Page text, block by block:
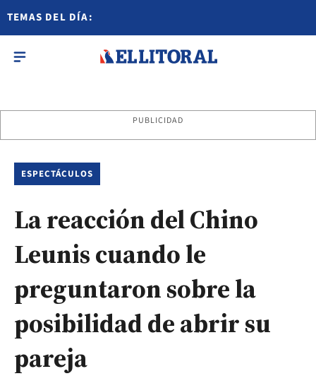
TEMAS DEL DÍA:
PUBLICIDAD
ESPECTÁCULOS
La reacción del Chino
Leunis cuando le
preguntaron sobre la
posibilidad de abrir su
pareja